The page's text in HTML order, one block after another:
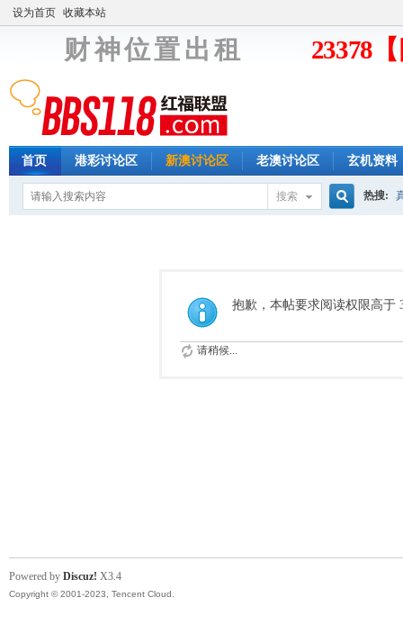
设为首页 收藏本站
财 神 位 置 出 租 23378
首页 港彩讨论区 新澳讨论区 老澳讨论区 玄机资料
搜索
索
热搜:
抱歉，本帖要求阅读权限高于
请稍候...
Powered by Discuz! X3.4
Copyright © 2001-2023, Tencent Cloud.